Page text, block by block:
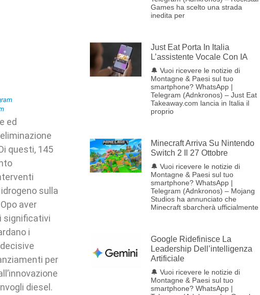
ed
questi, 145
sulla
aver
significativi
i
per
diesel.
Games ha scelto una strada
inedita per
Just Eat Porta In Italia
L’assistente Vocale Con IA
🔔 Vuoi ricevere le notizie di
Montagne & Paesi sul tuo
smartphone? WhatsApp |
Telegram (Adnkronos) – Just Eat
Takeaway.com lancia in Italia il
proprio
Minecraft Arriva Su Nintendo
Switch 2 Il 27 Ottobre
🔔 Vuoi ricevere le notizie di
Montagne & Paesi sul tuo
smartphone? WhatsApp |
Telegram (Adnkronos) – Mojang
Studios ha annunciato che
Minecraft sbarcherà ufficialmente
Google Ridefinisce La
Leadership Dell’intelligenza
Artificiale
🔔 Vuoi ricevere le notizie di
Montagne & Paesi sul tuo
smartphone? WhatsApp |